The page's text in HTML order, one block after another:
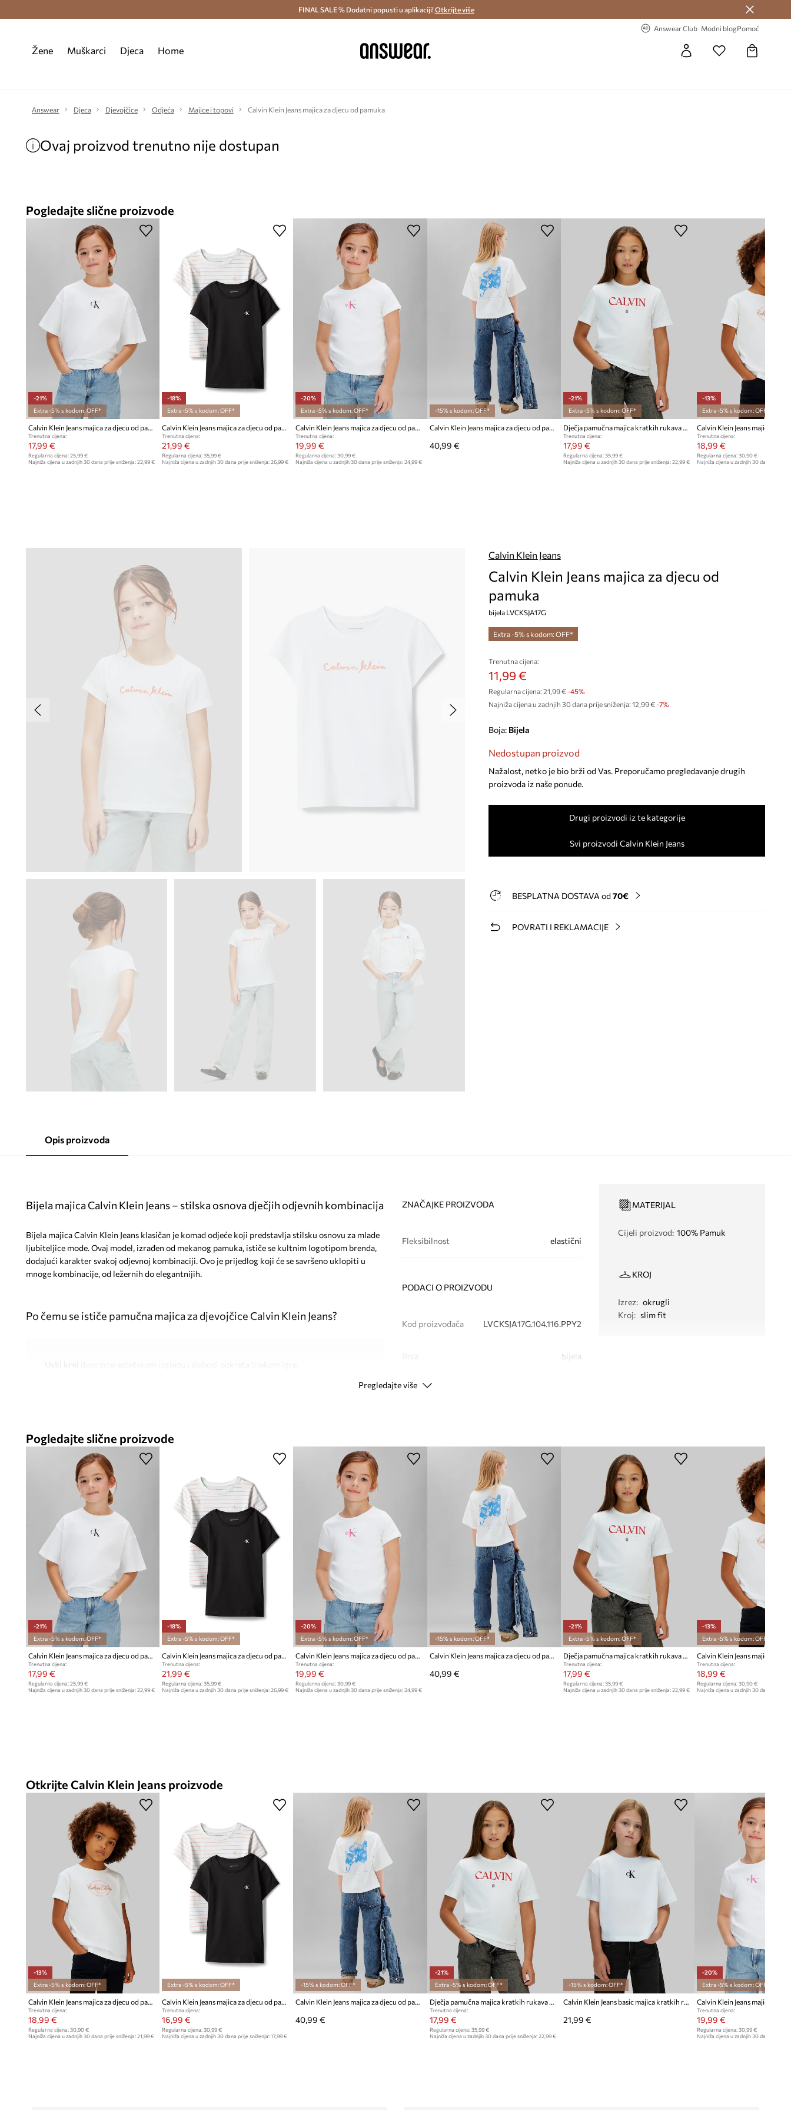
Besplatna dostava i povrat (od 70€) > Dostava u roku 48 sati >
FINAL SALE % Dodatni popusti u aplikaciji!Otkrijte više
Answear Club Modni blogPomoć
Žene Muškarci Djeca Home
Answear Djeca Djevojčice Odjeća Majice i topovi Calvin Klein Jeans majica za djecu od pamuka
Ovaj proizvod trenutno nije dostupan
Pogledajte slične proizvode
-21%
Extra -5% s kodom: OFF*
Calvin Klein Jeans majica za djecu od pamuka
Trenutna cijena:
17,99 €
Regularna cijena: 25,99 €
Najniža cijena u zadnjih 30 dana prije sniženja: 22,99 €
-18%
Extra -5% s kodom: OFF*
Calvin Klein Jeans majica za djecu od pamuka 2-pack
Trenutna cijena:
21,99 €
Regularna cijena:35,99 €
Najniža cijena u zadnjih 30 dana prije sniženja:26,99 €
-20%
Extra -5% s kodom: OFF*
Calvin Klein Jeans majica za djecu od pamuka
Trenutna cijena:
19,99 €
Regularna cijena: 30,99 €
Najniža cijena u zadnjih 30 dana prije sniženja: 24,99 €
-15% s kodom: OFF*
Calvin Klein Jeans majica za djecu od pamuka
40,99 €
-21%
Extra -5% s kodom: OFF*
Dječja pamučna majica kratkih rukava Calvin Klein Jeans
Trenutna cijena:
17,99 €
Regularna cijena:35,99 €
Najniža cijena u zadnjih 30 dana prije sniženja:22,99 €
-13%
Extra -5% s kodom: OFF*
Trenutna cijena:
18,99 €
Regularna cijena: 30,90 €
Najniža cijena u zadnjih 30 dana prije
Calvin Klein Jeans
Calvin Klein Jeans majica za djecu od
pamuka
bijela LVCKSJA17G
Extra -5% s kodom: OFF*
Trenutna cijena:
11,99 €
Regularna cijena: 21,99 €-45%
Najniža cijena u zadnjih 30 dana prije sniženja: 12,99 € -7%
Boja: bijela
Nedostupan proizvod
Nažalost, netko je bio brži od Vas. Preporučamo pregledavanje drugih
proizvoda iz naše ponude.
Drugi proizvodi iz te kategorije
Svi proizvodi Calvin Klein Jeans
BESPLATNA DOSTAVA od 70€
POVRATI I REKLAMACIJE
Opis proizvoda
Bijela majica Calvin Klein Jeans – stilska osnova dječjih odjevnih kombinacija
Bijela majica Calvin Klein Jeans klasičan je komad odjeće koji predstavlja stilsku osnovu za mlade
ljubiteljice mode. Ovaj model, izrađen od mekanog pamuka, ističe se kultnim logotipom brenda,
dodajući karakter svakoj odjevnoj kombinaciji. Ovo je prijedlog koji će se savršeno uklopiti u
mnoge kombinacije, od ležernih do elegantnijih.
Po čemu se ističe pamučna majica za djevojčice Calvin Klein Jeans?
Okrugli izrezudobno pristaje, ne ograničavajući pokrete tijekom aktivnosti.
Kratki rukavprikladan je za toplije dane i za slojevite kombinacije.
Natpis s logotipom Calvin Klein dodaje prepoznatljiv, moderan naglasak odjeći.
ZNAČAJKE PROIZVODA
Fleksibilnost elastični
PODACI O PROIZVODU
Kod proizvođača LVCKSJA17G.104.116.PPY2
bijela
Modna marka
ID Proizvoda
MATERIJAL
Cijeli proizvod: 100% Pamuk
KROJ
Izrez: okrugli
Kroj: slim fit
Pregledajte više
Pogledajte slične proizvode
-21%
Extra -5% s kodom: OFF*
Calvin Klein Jeans majica za djecu od pamuka
Trenutna cijena:
17,99 €
Regularna cijena: 25,99 €
Najniža cijena u zadnjih 30 dana prije sniženja: 22,99 €
-18%
Extra -5% s kodom: OFF*
Calvin Klein Jeans majica za djecu od pamuka 2-pack
Trenutna cijena:
21,99 €
Regularna cijena:35,99 €
Najniža cijena u zadnjih 30 dana prije sniženja:26,99 €
-20%
Extra -5% s kodom: OFF*
Calvin Klein Jeans majica za djecu od pamuka
Trenutna cijena:
19,99 €
Regularna cijena: 30,99 €
Najniža cijena u zadnjih 30 dana prije sniženja: 24,99 €
-15% s kodom: OFF*
Calvin Klein Jeans majica za djecu od pamuka
40,99 €
-21%
Extra -5% s kodom: OFF*
Dječja pamučna majica kratkih rukava Calvin Klein Jeans
Trenutna cijena:
17,99 €
Regularna cijena:35,99 €
Najniža cijena u zadnjih 30 dana prije sniženja:22,99 €
-13%
Extra -5% s kodom: OFF*
Trenutna cijena:
18,99 €
Regularna cijena: 30,90 €
Najniža cijena u zadnjih 30 dana prije
Otkrijte Calvin Klein Jeans proizvode
-13%
Extra -5% s kodom: OFF*
Calvin Klein Jeans majica za djecu od pamuka
Trenutna cijena:
18,99 €
Regularna cijena: 30,90 €
Najniža cijena u zadnjih 30 dana prije sniženja: 21,99 €
Extra -5% s kodom: OFF*
Calvin Klein Jeans majica za djecu od pamuka
Trenutna cijena:
16,99 €
Regularna cijena:30,99 €
Najniža cijena u zadnjih 30 dana prije sniženja:17,99 €
-15% s kodom: OFF*
Calvin Klein Jeans majica za djecu od pamuka
40,99 €
-21%
Extra -5% s kodom: OFF*
Dječja pamučna majica kratkih rukava Calvin Klein Jeans
Trenutna cijena:
17,99 €
Regularna cijena: 35,99 €
Najniža cijena u zadnjih 30 dana prije sniženja: 22,99 €
-15% s kodom: OFF*
Calvin Klein Jeans basic majica kratkih rukava za djecu od pamuka
21,99 €
-20%
Extra -5% s kodom: OFF*
Trenutna cijena:
19,99 €
Regularna cijena: 30,99 €
Najniža cijena u zadnjih 30 dana prije